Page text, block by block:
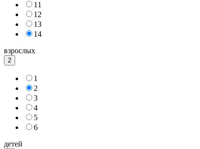
11
12
13
14
взрослых
2
1
2
3
4
5
6
детей